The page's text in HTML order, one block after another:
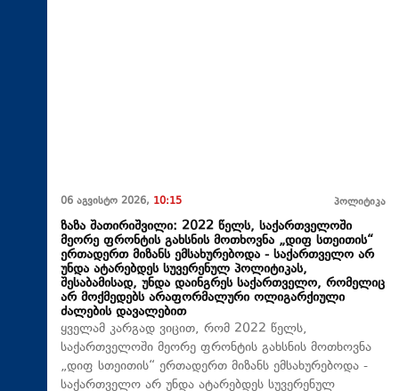
06 აგვისტო 2026, 10:15 პოლიტიკა
ზაზა შათირიშვილი: 2022 წელს, საქართველოში
მეორე ფრონტის გახსნის მოთხოვნა „დიფ სთეითის“
ერთადერთ მიზანს ემსახურებოდა - საქართველო არ
უნდა ატარებდეს სუვერენულ პოლიტიკას,
შესაბამისად, უნდა დაინგრეს საქართველო, რომელიც
არ მოქმედებს არაფორმალური ოლიგარქიული
ძალების დავალებით
ყველამ კარგად ვიცით, რომ 2022 წელს,
საქართველოში მეორე ფრონტის გახსნის მოთხოვნა
„დიფ სთეითის“ ერთადერთ მიზანს ემსახურებოდა -
საქართველო არ უნდა ატარებდეს სუვერენულ